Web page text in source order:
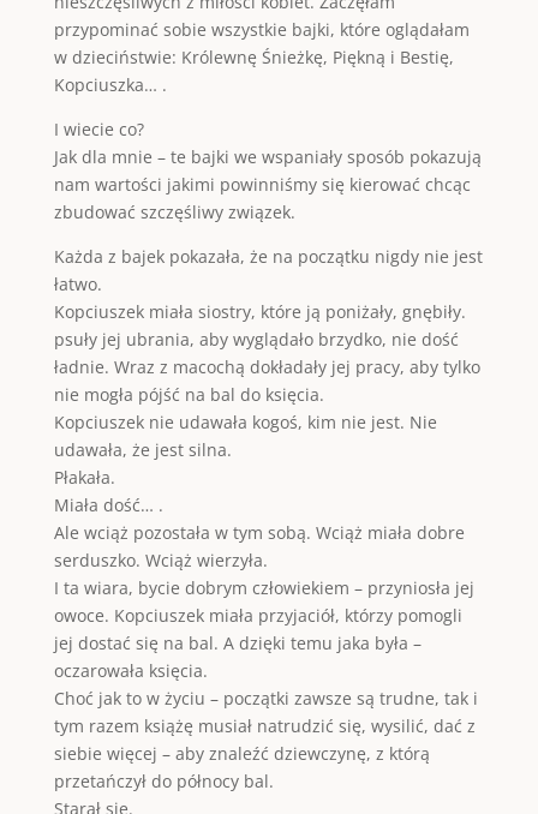
przypominać sobie wszystkie bajki, które oglądałam
w dzieciństwie: Królewnę Śnieżkę, Piękną i Bestię,
Kopciuszka… .
I wiecie co?
Jak dla mnie – te bajki we wspaniały sposób pokazują
nam wartości jakimi powinniśmy się kierować chcąc
zbudować szczęśliwy związek.
Każda z bajek pokazała, że na początku nigdy nie jest
łatwo.
Kopciuszek miała siostry, które ją poniżały, gnębiły.
psuły jej ubrania, aby wyglądało brzydko, nie dość
ładnie. Wraz z macochą dokładały jej pracy, aby tylko
nie mogła pójść na bal do księcia.
Kopciuszek nie udawała kogoś, kim nie jest. Nie
udawała, że jest silna.
Płakała.
Miała dość… .
Ale wciąż pozostała w tym sobą. Wciąż miała dobre
serduszko. Wciąż wierzyła.
I ta wiara, bycie dobrym człowiekiem – przyniosła jej
owoce. Kopciuszek miała przyjaciół, którzy pomogli
jej dostać się na bal. A dzięki temu jaka była –
oczarowała księcia.
Choć jak to w życiu – początki zawsze są trudne, tak i
tym razem książę musiał natrudzić się, wysilić, dać z
siebie więcej – aby znaleźć dziewczynę, z którą
przetańczył do północy bal.
Starał się.